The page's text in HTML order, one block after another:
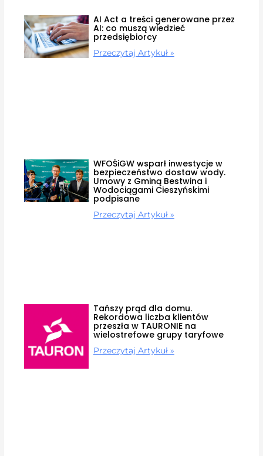
AI Act a treści generowane przez
AI: co muszą wiedzieć
przedsiębiorcy
Przeczytaj Artykuł »
WFOŚiGW wsparł inwestycje w
bezpieczeństwo dostaw wody.
Umowy z Gminą Bestwina i
Wodociągami Cieszyńskimi
podpisane
Przeczytaj Artykuł »
Tańszy prąd dla domu.
Rekordowa liczba klientów
przeszła w TAURONIE na
wielostrefowe grupy taryfowe
Przeczytaj Artykuł »